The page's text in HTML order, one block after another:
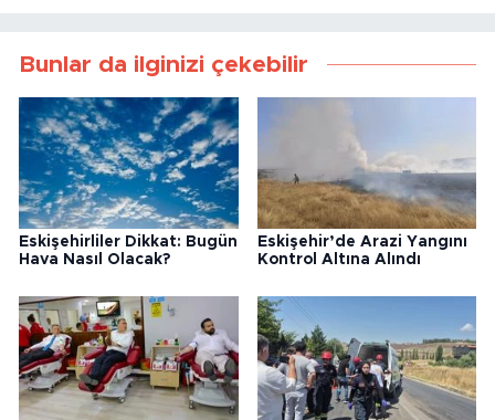
Bunlar da ilginizi çekebilir
Eskişehirliler Dikkat: Bugün
Hava Nasıl Olacak?
Eskişehir’de Arazi Yangını
Kontrol Altına Alındı